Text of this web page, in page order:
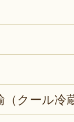
（クール冷